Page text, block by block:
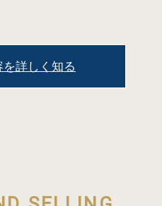
詳しく知る